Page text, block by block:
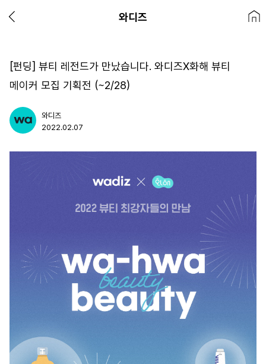
와디즈
[펀딩] 뷰티 레전드가 만났습니다. 와디즈X화해 뷰티
메이커 모집 기획전 (~2/28)
와디즈
2022.02.07